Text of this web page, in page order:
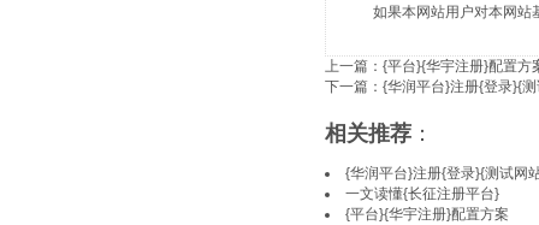
如果本网站用户对本网站基
上一篇： {平台}{华宇注册}配置方
下一篇： {华润平台}注册{登录}{
相关推荐 ：
{华润平台}注册{登录}{测试网
一文读懂{长征注册平台}
{平台}{华宇注册}配置方案